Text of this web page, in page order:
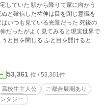
していた 駅から降りて家に向かう
と確信した祐伸は目を閉じ意識を
いつも見ている光景だった 死後の
だったがよく見てみると現実世界で
と目を閉じる ふと目を開けると自
く見ると髪が白髪で右目に眼帯を
、骨格は自分であった 祐伸は理解
と名乗った
53,361 位 / 53,361件
高校生主人公
ご都合展開あり
タジー